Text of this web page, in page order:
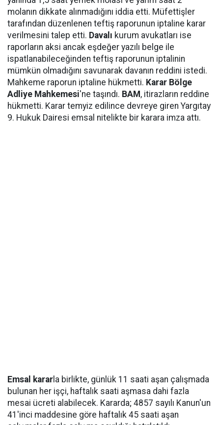
molanın dikkate alınmadığını iddia etti. Müfettişler
tarafından düzenlenen teftiş raporunun iptaline karar
verilmesini talep etti. Davalı kurum avukatları ise
raporların aksi ancak eşdeğer yazılı belge ile
ispatlanabileceğinden teftiş raporunun iptalinin
mümkün olmadığını savunarak davanın reddini istedi.
Mahkeme raporun iptaline hükmetti. Karar Bölge
Adliye Mahkemesi'ne taşındı. BAM , itirazların reddine
hükmetti. Karar temyiz edilince devreye giren Yargıtay
9. Hukuk Dairesi emsal nitelikte bir karara imza attı.
Emsal karar la birlikte, günlük 11 saati aşan çalışmada
bulunan her işçi, haftalık saati aşmasa dahi fazla
mesai ücreti alabilecek. Kararda; 4857 sayılı Kanun'un
41'inci maddesine göre haftalık 45 saati aşan